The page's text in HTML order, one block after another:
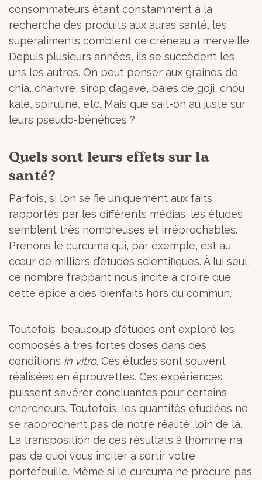
consommateurs étant constamment à la
recherche des produits aux auras santé, les
superaliments comblent ce créneau à merveille.
Depuis plusieurs années, ils se succèdent les
uns les autres. On peut penser aux graines de
chia, chanvre, sirop d’agave, baies de goji, chou
kale, spiruline, etc. Mais que sait-on au juste sur
leurs pseudo-bénéfices ?
Quels sont leurs effets sur la
santé?
Parfois, si l’on se fie uniquement aux faits
rapportés par les différents médias, les études
semblent très nombreuses et irréprochables.
Prenons le curcuma qui, par exemple, est au
cœur de milliers d’études scientifiques. À lui seul,
ce nombre frappant nous incite à croire que
cette épice a des bienfaits hors du commun.
Toutefois, beaucoup d’études ont exploré les
composés à très fortes doses dans des
conditions in vitro. Ces études sont souvent
réalisées en éprouvettes. Ces expériences
puissent s’avérer concluantes pour certains
chercheurs. Toutefois, les quantités étudiées ne
se rapprochent pas de notre réalité, loin de là.
La transposition de ces résultats à l’homme n’a
pas de quoi vous inciter à sortir votre
portefeuille. Même si le curcuma ne procure pas